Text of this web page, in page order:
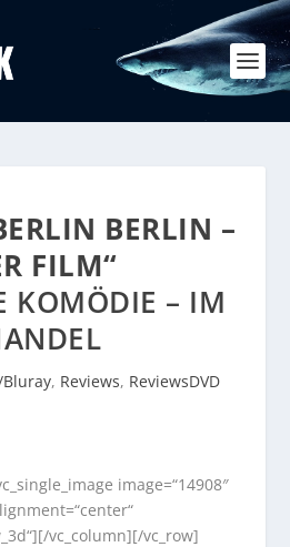
BERLIN –
FILM“
KOMÖDIE – IM
Bluray, Reviews, ReviewsDVD
image=“14908″
vc_column][/vc_row]